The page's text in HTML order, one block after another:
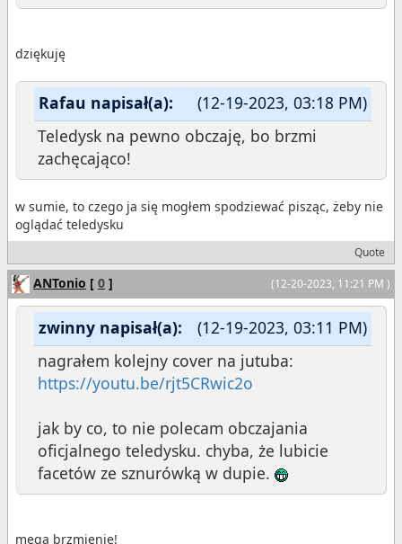
dziękuję
(12-19-2023, 03:18 PM)
Rafau napisał(a):
Teledysk na pewno obczaję, bo brzmi
zachęcająco!
w sumie, to czego ja się mogłem spodziewać pisząc, żeby nie
oglądać teledysku
Quote
(12-20-2023, 11:21 PM )
ANTonio [ 0 ]
(12-19-2023, 03:11 PM)
zwinny napisał(a):
nagrałem kolejny cover na jutuba:
https://youtu.be/rjt5CRwic2o
jak by co, to nie polecam obczajania
oficjalnego teledysku. chyba, że lubicie
facetów ze sznurówką w dupie.
mega brzmienie!